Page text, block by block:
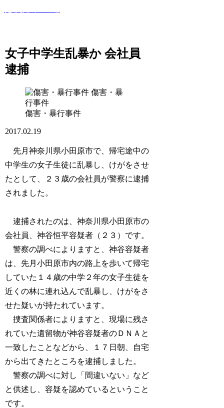
女子中学生乱暴か 会社員
逮捕
傷害・暴
行事件
傷害・暴行事件
2017.02.19
先月神奈川県小田原市で、帰宅途中の
中学生の女子生徒に乱暴し、けがをさせ
たとして、２３歳の会社員が警察に逮捕
されました。
逮捕されたのは、神奈川県小田原市の
会社員、神谷恒平容疑者（２３）です。
警察の調べによりますと、神谷容疑者
は、先月小田原市内の路上を歩いて帰宅
していた１４歳の中学２年の女子生徒を
近くの林に連れ込んで乱暴し、けがをさ
せた疑いが持たれています。
捜査関係者によりますと、現場に残さ
れていた遺留物が神谷容疑者のＤＮＡと
一致したことなどから、１７日朝、自宅
から出てきたところを逮捕しました。
警察の調べに対し「間違いない」など
と供述し、容疑を認めているということ
です。